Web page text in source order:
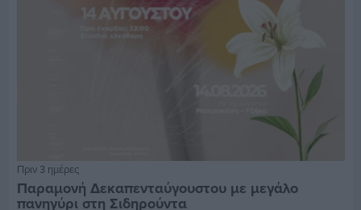
Πριν 3 ημέρες
Παραμονή Δεκαπενταύγουστου με μεγάλο
πανηγύρι στη Σιδηρούντα